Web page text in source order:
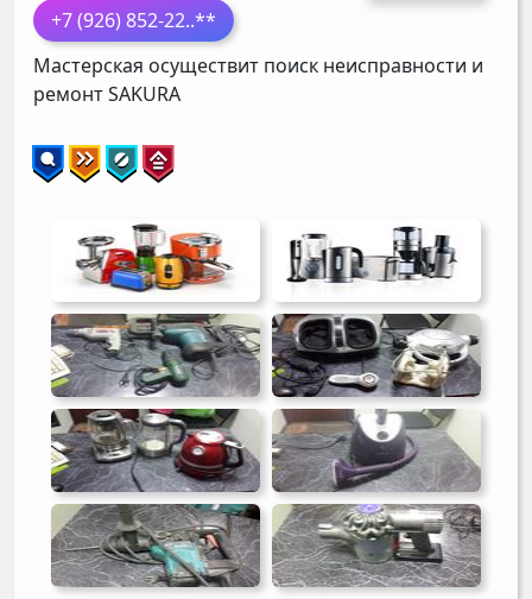
+7 (926) 852-22..**
Мастерская осуществит поиск неисправности и
ремонтSAKURA